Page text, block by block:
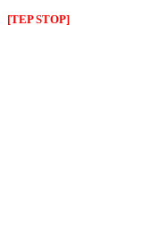
[TEP STOP]